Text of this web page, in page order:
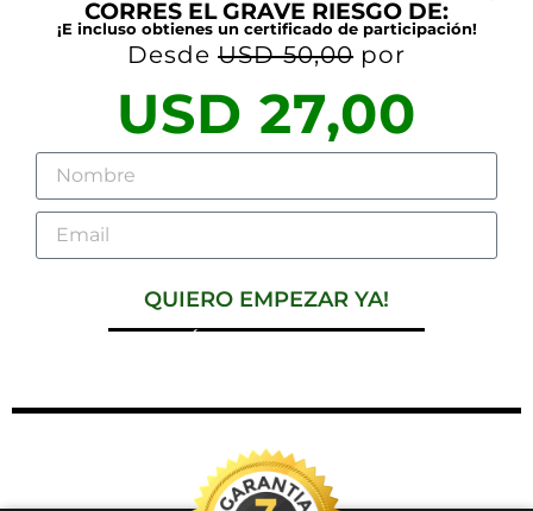
CORRES EL GRAVE RIESGO DE:
¡E incluso obtienes un certificado de participación!
DesdeUSD 50,00 por
USD 27,00
QUIERO EMPEZAR YA!